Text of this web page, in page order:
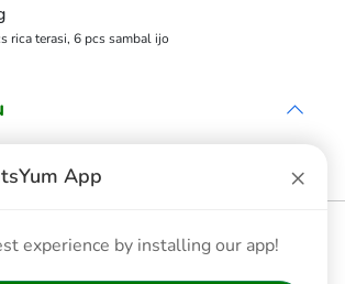
rica terasi, 6 pcs sambal ijo
ijo 3 pcs, rica terasi 3 pcs
Ijo 3 pcs, Rica Terasi 3 pcs
App ×
experience by installing our app!